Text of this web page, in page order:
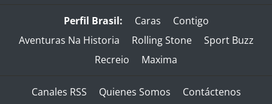
Perfil Brasil: Caras
Contigo
Aventuras Na Historia
Rolling Stone
Sport Buzz
Recreio
Maxima
Canales RSS Quienes Somos
Contáctenos